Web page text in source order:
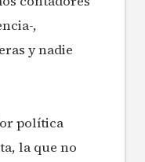
,
y nadie
política
la que no